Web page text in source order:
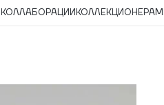
КОЛЛАБОРАЦИИ КОЛЛЕКЦИОНЕРАМ